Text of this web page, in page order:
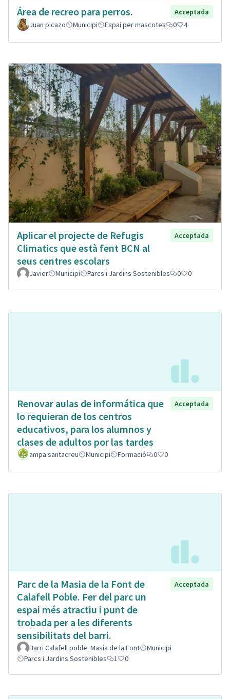
Área de recreo para perros.
Acceptada
Juan picazo
Municipi Espai per mascotes 0 4
Aplicar el projecte de Refugis
Climatics que està fent BCN al
seus centres escolars
Acceptada
Javier Municipi Parcs i Jardins Sostenibles 0 0
Renovar aulas de informática que
lo requieran de los centros
educativos, para los alumnos y
clases de adultos por las tardes
Acceptada
ampa santacreu Municipi Formació 0 0
Parc de la Masia de la Font de
Calafell Poble. Fer del parc un
espai més atractiu i punt de
trobada per a les diferents
sensibilitats del barri.
Acceptada
Barri Calafell poble. Masia de la Font
Municipi
Parcs i Jardins Sostenibles
1 0